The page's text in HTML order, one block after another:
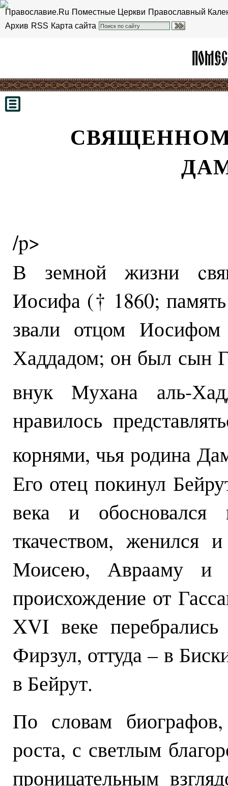
Православие.Ru Поместные Церкви Православный
Архив RSS Карта сайта
/p>
В земной жизни
Иосифа († 1860;
звали отцом
Хаддадом; он был сын
внук Мухана аль-
нравилось
корнями, чья родина
Его отец покинул
века и обосновался
ткачеством, женился
Моисею, Аврааму и
происхождение от
XVI веке
Фирзул, оттуда – в
в Бейрут.
По словам
роста, с светлым
проницательным